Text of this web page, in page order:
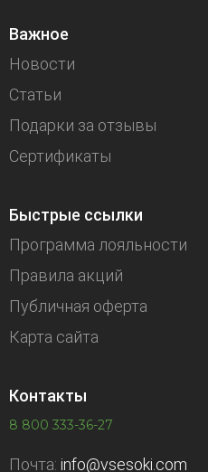
Важное
Новости
Статьи
Подарки за отзывы
Сертификаты
Быстрые ссылки
Программа лояльности
Правила акций
Публичная оферта
Карта сайта
Контакты
8 800 333-36-27
Почта: info@vsesoki.com